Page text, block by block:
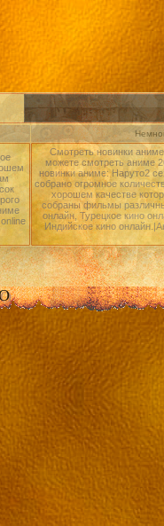
Смотреть новинки
можете смотреть аниме
новинки аниме: Наруто2
собрано огромное
хорошем качестве
собраны фильмы
онлайн, Турецкое кино
Индийское кино